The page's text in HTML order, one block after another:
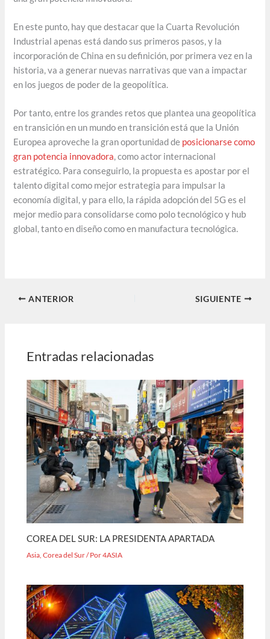
En este punto, hay que destacar que la Cuarta Revolución
Industrial apenas está dando sus primeros pasos, y la
incorporación de China en su definición, por primera vez en la
historia, va a generar nuevas narrativas que van a impactar
en los juegos de poder de la geopolítica.
Por tanto, entre los grandes retos que plantea una geopolítica
en transición en un mundo en transición está que la Unión
Europea aproveche la gran oportunidad de posicionarse como
gran potencia innovadora, como actor internacional
estratégico. Para conseguirlo, la propuesta es apostar por el
talento digital como mejor estrategia para impulsar la
economía digital, y para ello, la rápida adopción del 5G es el
mejor medio para consolidarse como polo tecnológico y hub
global, tanto en diseño como en manufactura tecnológica.
ANTERIOR SIGUIENTE
Entradas relacionadas
COREA DEL SUR: LA PRESIDENTA APARTADA
Asia,Corea del Sur/ Por4ASIA